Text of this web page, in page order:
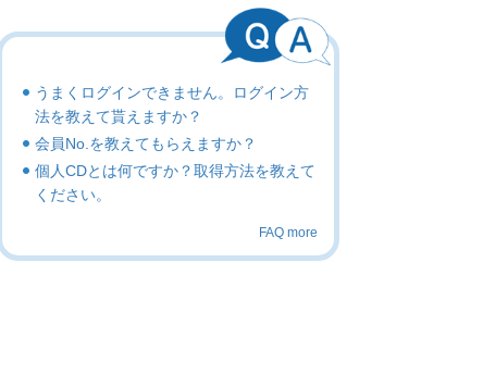
うまくログインできません。ログイン方
法を教えて貰えますか？
会員No.を教えてもらえますか？
個人CDとは何ですか？取得方法を教えて
ください。
FAQ more